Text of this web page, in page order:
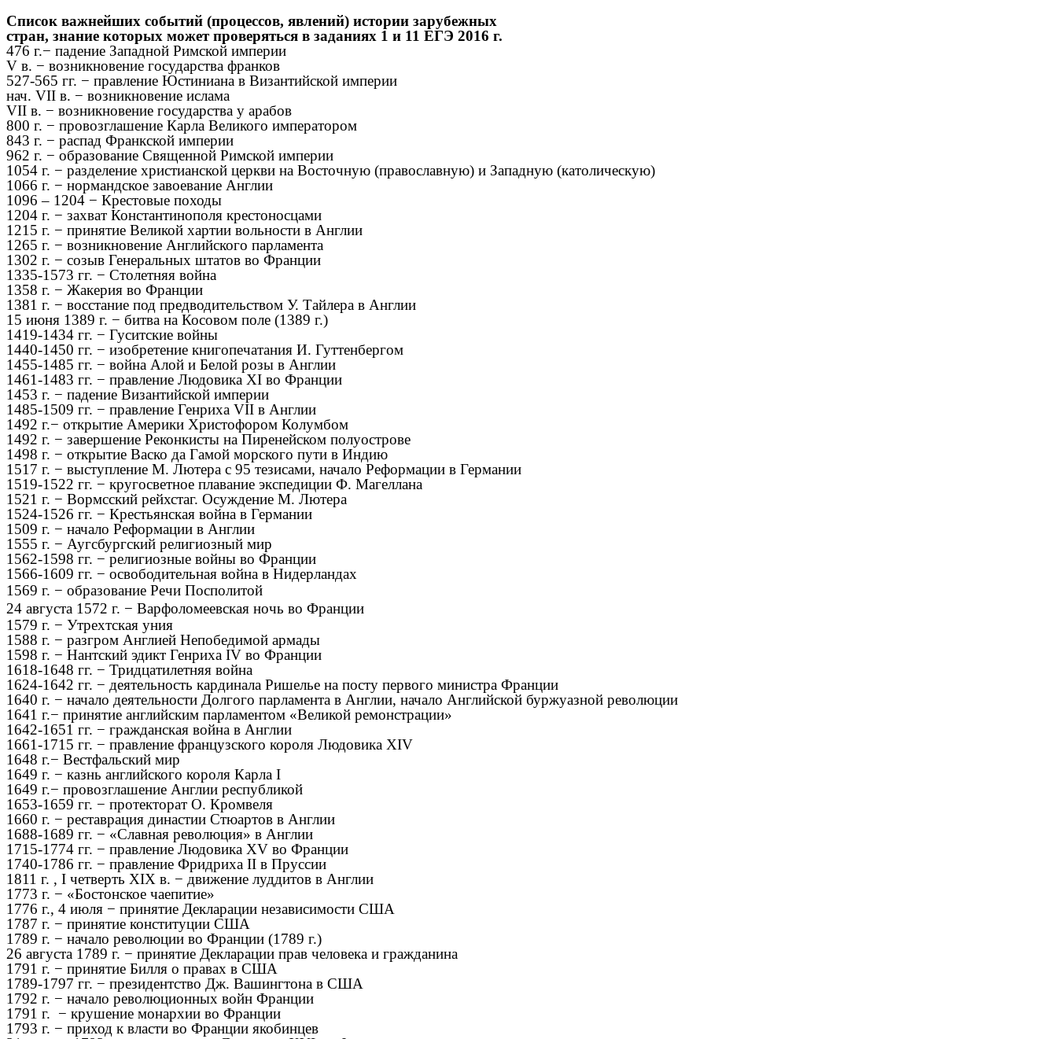
Список важнейших событий (процессов, явлений) истории зарубежных
стран, знание которых может проверяться в заданиях 1 и 11 ЕГЭ 2016 г.
476 г.− падение Западной Римской империи
V в. − возникновение государства франков
527-565 гг. − правление Юстиниана в Византийской империи
нач. VII в. − возникновение ислама
VII в. − возникновение государства у арабов
800 г. − провозглашение Карла Великого императором
843 г. − распад Франкской империи
962 г. − образование Священной Римской империи
1054 г. − разделение христианской церкви на Восточную (православную) и Западную (католическую)
1066 г. − нормандское завоевание Англии
1096 – 1204 − Крестовые походы
1204 г. − захват Константинополя крестоносцами
1215 г. − принятие Великой хартии вольности в Англии
1265 г. − возникновение Английского парламента
1302 г. − созыв Генеральных штатов во Франции
1335-1573 гг. − Столетняя война
1358 г. − Жакерия во Франции
1381 г. − восстание под предводительством У. Тайлера в Англии
15 июня 1389 г. − битва на Косовом поле (1389 г.)
1419-1434 гг. − Гуситские войны
1440-1450 гг. − изобретение книгопечатания И. Гуттенбергом
1455-1485 гг. − война Алой и Белой розы в Англии
1461-1483 гг. − правление Людовика XI во Франции
1453 г. − падение Византийской империи
1485-1509 гг. − правление Генриха VII в Англии
1492 г.− открытие Америки Христофором Колумбом
1492 г. − завершение Реконкисты на Пиренейском полуострове
1498 г. − открытие Васко да Гамой морского пути в Индию
1517 г. − выступление М. Лютера с 95 тезисами, начало Реформации в Германии
1519-1522 гг. − кругосветное плавание экспедиции Ф. Магеллана
1521 г. − Вормсский рейхстаг. Осуждение М. Лютера
1524-1526 гг. − Крестьянская война в Германии
1509 г. − начало Реформации в Англии
1555 г. − Аугсбургский религиозный мир
1562-1598 гг. − религиозные войны во Франции
1566-1609 гг. − освободительная война в Нидерландах
1569 г. − образование Речи Посполитой
24 августа 1572 г. − Варфоломеевская ночь во Франции
1579 г. − Утрехтская уния
1588 г. − разгром Англией Непобедимой армады
1598 г. − Нантский эдикт Генриха IV во Франции
1618-1648 гг. − Тридцатилетняя война
1624-1642 гг. − деятельность кардинала Ришелье на посту первого министра Франции
1640 г. − начало деятельности Долгого парламента в Англии, начало Английской буржуазной революции
1641 г.− принятие английским парламентом «Великой ремонстрации»
1642-1651 гг. − гражданская война в Англии
1661-1715 гг. − правление французского короля Людовика XIV
1648 г.− Вестфальский мир
1649 г. − казнь английского короля Карла I
1649 г.− провозглашение Англии республикой
1653-1659 гг. − протекторат О. Кромвеля
1660 г. − реставрация династии Стюартов в Англии
1688-1689 гг. − «Славная революция» в Англии
1715-1774 гг. − правление Людовика XV во Франции
1740-1786 гг. − правление Фридриха II в Пруссии
1811 г. , I четверть XIX в. − движение луддитов в Англии
1773 г. − «Бостонское чаепитие»
1776 г., 4 июля − принятие Декларации независимости США
1787 г. − принятие конституции США
1789 г. − начало революции во Франции (1789 г.)
26 августа 1789 г. − принятие Декларации прав человека и гражданина
1791 г. − принятие Билля о правах в США
1789-1797 гг. − президентство Дж. Вашингтона в США
1792 г. − начало революционных войн Франции
1791 г. − крушение монархии во Франции
1793 г. − приход к власти во Франции якобинцев